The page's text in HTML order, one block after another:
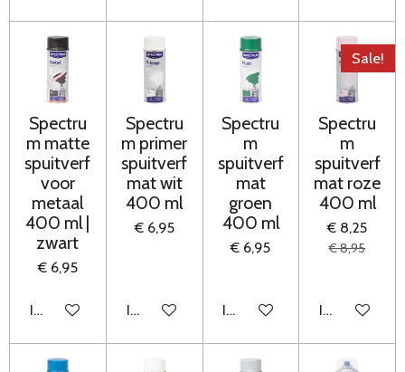
Spectru
m matte
spuitverf
voor
metaal
400 ml |
zwart
€ 6,95
In winkelwagen
Spectru
m primer
spuitverf
mat wit
400 ml
€ 6,95
In winkelwagen
Spectru
m
spuitverf
mat
groen
400 ml
€ 6,95
In winkelwagen
Sale!
Spectru
m
spuitverf
mat roze
400 ml
€ 8,25
€ 8,95
In